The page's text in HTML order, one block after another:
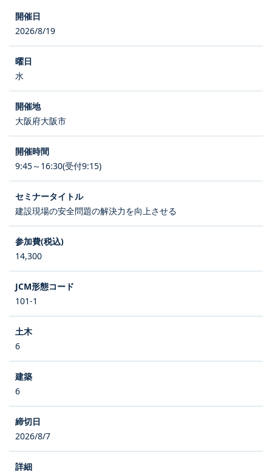
2026/8/19
水
大阪府大阪市
9:45～16:30(受付9:15)
建設現場の安全問題の解決力を向上させる
14,300
101-1
6
6
2026/8/7